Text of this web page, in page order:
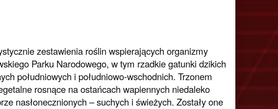
zestawienia roślin wspierających organizmy
Parku Narodowego, w tym rzadkie gatunki dzikich
południowych i południowo-wschodnich. Trzonem
rosnące na ostańcach wapiennych niedaleko
nasłonecznionych – suchych i świeżych. Zostały one